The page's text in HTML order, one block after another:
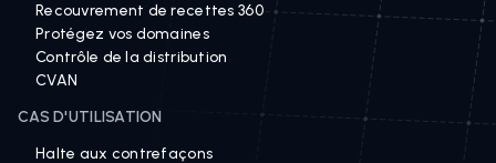
Recouvrement de recettes 360
Protégez vos domaines
Contrôle de la distribution
CVAN
CAS D'UTILISATION
Halte aux contrefaçons